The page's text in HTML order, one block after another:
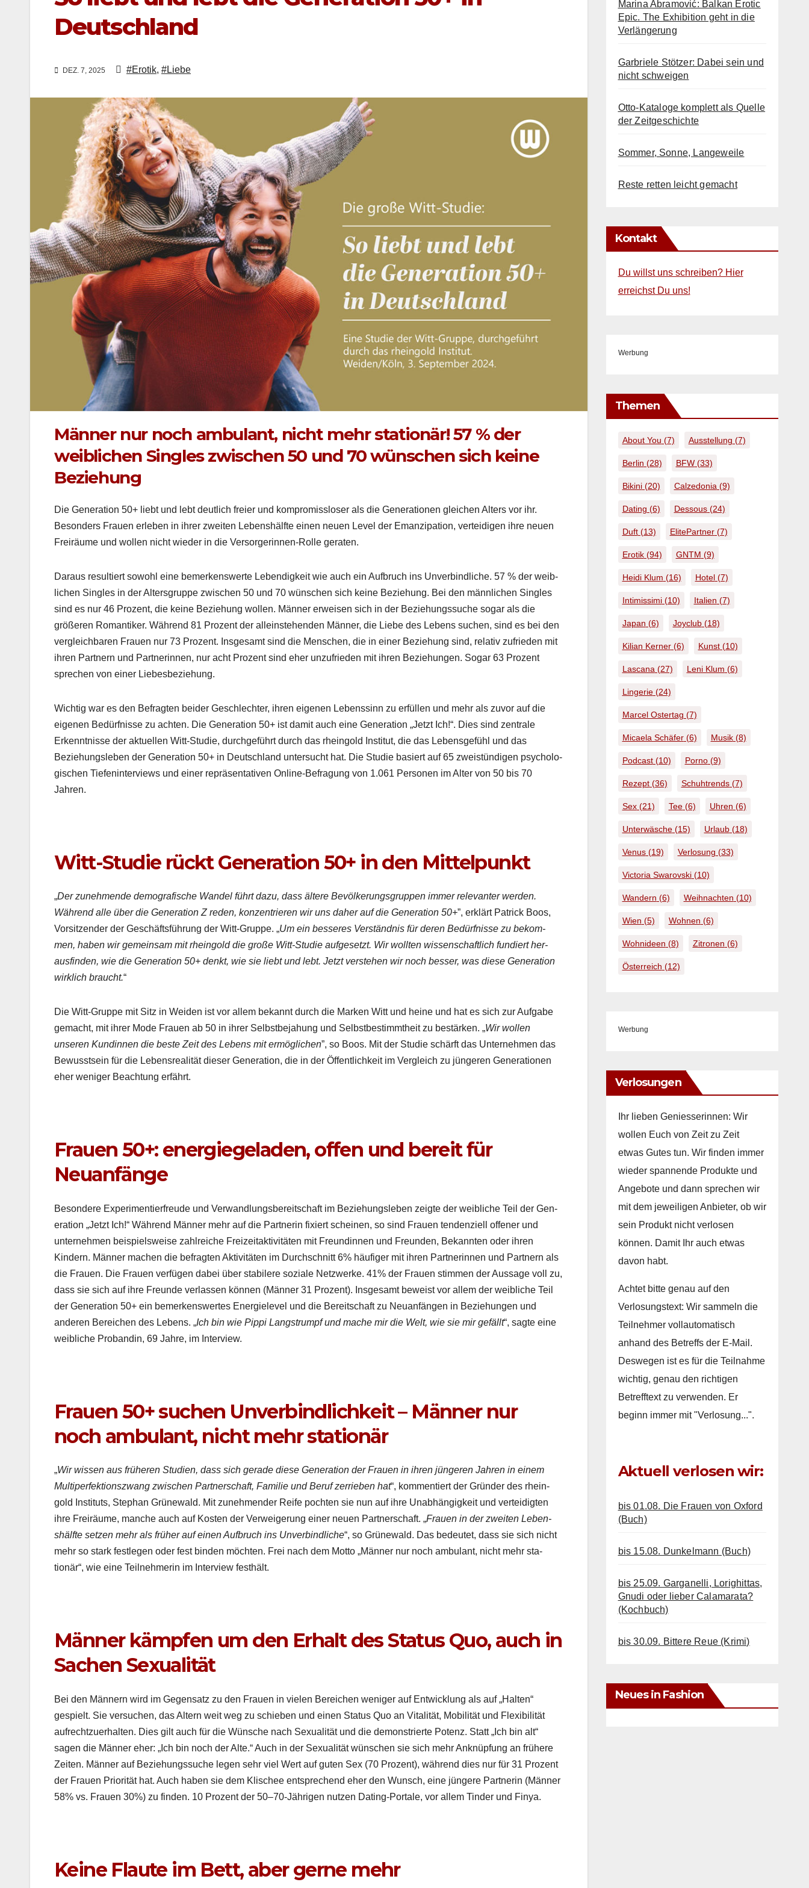
Deutschland
DEZ. 7, 2025 #Erotik, #Liebe
Männer nur noch ambulant, nicht mehr stationär! 57 % der
weiblichen Singles zwischen 50 und 70 wünschen sich keine
Beziehung
Die Gen­er­a­tion 50+ liebt und lebt deut­lich freier und kom­pro­miss­los­er als die Gen­er­a­tio­nen gle­ichen Alters vor ihr.
Beson­ders Frauen erleben in ihrer zweit­en Leben­shälfte einen neuen Lev­el der Emanzi­pa­tion, vertei­di­gen ihre neuen
Freiräume und wollen nicht wieder in die Ver­sorg­erin­nen-Rolle ger­at­en.
Daraus resul­tiert sowohl eine bemerkenswerte Lebendigkeit wie auch ein Auf­bruch ins Unverbindliche. 57 % der weib­
lichen Sin­gles in der Alters­gruppe zwis­chen 50 und 70 wün­schen sich keine Beziehung. Bei den männlichen Sin­gles
sind es nur 46 Prozent, die keine Beziehung wollen. Män­ner erweisen sich in der Beziehungssuche sog­ar als die
größeren Roman­tik­er. Während 81 Prozent der alle­in­ste­hen­den Män­ner, die Liebe des Lebens suchen, sind es bei den
ver­gle­ich­baren Frauen nur 73 Prozent. Ins­ge­samt sind die Men­schen, die in ein­er Beziehung sind, rel­a­tiv zufrieden mit
ihren Part­nern und Part­ner­in­nen, nur acht Prozent sind eher unzufrieden mit ihren Beziehun­gen. Sog­ar 63 Prozent
sprechen von ein­er Liebes­beziehung.
Wichtig war es den Befragten bei­der Geschlechter, ihren eige­nen Lebenssinn zu erfüllen und mehr als zuvor auf die
eige­nen Bedürfnisse zu acht­en. Die Gen­er­a­tion 50+ ist damit auch eine Gen­er­a­tion „Jet­zt Ich!“. Dies sind zen­trale
Erken­nt­nisse der aktuellen Witt-Studie, durchge­führt durch das rhein­gold Insti­tut, die das Lebens­ge­fühl und das
Beziehungsleben der Gen­er­a­tion 50+ in Deutsch­land unter­sucht hat. Die Studie basiert auf 65 zweistündi­gen psy­chol­o­
gis­chen Tiefen­in­ter­views und ein­er repräsen­ta­tiv­en Online-Befra­gung von 1.061 Per­so­n­en im Alter von 50 bis 70
Jahren.
Witt-Studie rückt Generation 50+ in den Mittelpunkt
„Der zunehmende demografis­che Wan­del führt dazu, dass ältere Bevölkerungs­grup­pen immer rel­e­van­ter wer­den.
Während alle über die Gen­er­a­tion Z reden, konzen­tri­eren wir uns daher auf die Gen­er­a­tion 50+”, erk­lärt Patrick Boos,
Vor­sitzen­der der Geschäfts­führung der Witt-Gruppe. „Um ein besseres Ver­ständ­nis für deren Bedürfnisse zu bekom­
men, haben wir gemein­sam mit rhein­gold die große Witt-Studie aufge­set­zt. Wir woll­ten wis­senschaftlich fundiert her­
aus­find­en, wie die Gen­er­a­tion 50+ denkt, wie sie liebt und lebt. Jet­zt ver­ste­hen wir noch bess­er, was diese Gen­er­a­tion
wirk­lich braucht.“
Die Witt-Gruppe mit Sitz in Wei­den ist vor allem bekan­nt durch die Marken Witt und heine und hat es sich zur Auf­gabe
gemacht, mit ihrer Mode Frauen ab 50 in ihrer Selb­st­be­jahung und Selb­st­bes­timmtheit zu bestärken. „Wir wollen
unseren Kundin­nen die beste Zeit des Lebens mit ermöglichen”, so Boos. Mit der Studie schärft das Unternehmen das
Bewusst­sein für die Leben­sre­al­ität dieser Gen­er­a­tion, die in der Öffentlichkeit im Ver­gle­ich zu jün­geren Gen­er­a­tio­nen
eher weniger Beach­tung erfährt.
Frauen 50+: energiegeladen, offen und bereit für
Neuanfänge
Beson­dere Exper­i­men­tier­freude und Ver­wand­lungs­bere­itschaft im Beziehungsleben zeigte der weib­liche Teil der Gen­
er­a­tion „Jet­zt Ich!“ Während Män­ner mehr auf die Part­ner­in fix­iert scheinen, so sind Frauen ten­den­ziell offen­er und
unternehmen beispiel­sweise zahlre­iche Freizeitak­tiv­itäten mit Fre­undin­nen und Fre­un­den, Bekan­nten oder ihren
Kindern. Män­ner machen die befragten Aktiv­itäten im Durch­schnitt 6% häu­figer mit ihren Part­ner­in­nen und Part­nern als
die Frauen. Die Frauen ver­fü­gen dabei über sta­bilere soziale Net­zw­erke. 41% der Frauen stim­men der Aus­sage voll zu,
dass sie sich auf ihre Fre­unde ver­lassen kön­nen (Män­ner 31 Prozent). Ins­ge­samt beweist vor allem der weib­liche Teil
der Gen­er­a­tion 50+ ein bemerkenswertes Energielev­el und die Bere­itschaft zu Neuan­fän­gen in Beziehun­gen und
anderen Bere­ichen des Lebens. „Ich bin wie Pip­pi Langstrumpf und mache mir die Welt, wie sie mir gefällt“, sagte eine
weib­liche Probandin, 69 Jahre, im Inter­view.
Frauen 50+ suchen Unverbindlichkeit – Männer nur
noch ambulant, nicht mehr stationär
„Wir wis­sen aus früheren Stu­di­en, dass sich ger­ade diese Gen­er­a­tion der Frauen in ihren jün­geren Jahren in einem
Mul­ti­per­fek­tion­szwang zwis­chen Part­ner­schaft, Fam­i­lie und Beruf zer­rieben hat“, kom­men­tiert der Grün­der des rhein­
gold Insti­tuts, Stephan Grünewald. Mit zunehmender Reife pocht­en sie nun auf ihre Unab­hängigkeit und vertei­digten
ihre Freiräume, manche auch auf Kosten der Ver­weigerung ein­er neuen Part­ner­schaft. „Frauen in der zweit­en Leben­
shälfte set­zen mehr als früher auf einen Auf­bruch ins Unverbindliche“, so Grünewald. Das bedeutet, dass sie sich nicht
mehr so stark fes­tle­gen oder fest binden möcht­en. Frei nach dem Mot­to „Män­ner nur noch ambu­lant, nicht mehr sta­
tionär“, wie eine Teil­nehmerin im Inter­view fes­thält.
Männer kämpfen um den Erhalt des Status Quo, auch in
Sachen Sexualität
Bei den Män­nern wird im Gegen­satz zu den Frauen in vie­len Bere­ichen weniger auf Entwick­lung als auf „Hal­ten“
gespielt. Sie ver­suchen, das Altern weit weg zu schieben und einen Sta­tus Quo an Vital­ität, Mobil­ität und Flex­i­bil­ität
aufrechtzuer­hal­ten. Dies gilt auch für die Wün­sche nach Sex­u­al­ität und die demon­stri­erte Potenz. Statt „Ich bin alt“
sagen die Män­ner eher: „Ich bin noch der Alte.“ Auch in der Sex­u­al­ität wün­schen sie sich mehr Anknüp­fung an frühere
Zeit­en. Män­ner auf Beziehungssuche leg­en sehr viel Wert auf guten Sex (70 Prozent), während dies nur für 31 Prozent
der Frauen Pri­or­ität hat. Auch haben sie dem Klis­chee entsprechend eher den Wun­sch, eine jün­gere Part­ner­in (Män­ner
58% vs. Frauen 30%) zu find­en. 10 Prozent der 50–70-Jährigen nutzen Dat­ing-Por­tale, vor allem Tin­der und Finya.
Keine Flaute im Bett, aber gerne mehr
Marina Abramović: Balkan Erotic
Epic. The Exhibition geht in die
Verlängerung
Garbriele Stötzer: Dabei sein und
nicht schweigen
Otto-Kataloge komplett als Quelle
der Zeitgeschichte
Sommer, Sonne, Langeweile
Reste retten leicht gemacht
Kontakt
Du willst uns schreiben? Hier
erreichst Du uns!
Werbung
Themen
About You (7) Ausstellung (7)
Berlin (28) BFW(33)
Bikini(20) Calzedonia (9)
Dating (6) Dessous(24)
Duft(13) ElitePartner(7)
Erotik(94) GNTM (9)
Heidi Klum (16) Hotel(7)
Intimissimi(10) Italien (7)
Japan (6) Joyclub(18)
Kilian Kerner(6) Kunst(10)
Lascana (27) Leni Klum (6)
Lingerie(24)
Marcel Ostertag (7)
Micaela Schäfer(6) Musik(8)
Podcast(10) Porno(9)
Rezept(36) Schuhtrends(7)
Sex(21) Tee(6) Uhren (6)
Unterwäsche(15) Urlaub(18)
Venus(19) Verlosung (33)
Victoria Swarovski(10)
Wandern (6) Weihnachten (10)
Wien (5) Wohnen (6)
Wohnideen (8) Zitronen (6)
Österreich (12)
Werbung
Verlosungen
Ihr lieben Geniesserinnen: Wir
wollen Euch von Zeit zu Zeit
etwas Gutes tun. Wir finden immer
wieder spannende Produkte und
Angebote und dann sprechen wir
mit dem jeweiligen Anbieter, ob wir
sein Produkt nicht verlosen
können. Damit Ihr auch etwas
davon habt.
Achtet bitte genau auf den
Verlosungstext: Wir sammeln die
Teilnehmer vollautomatisch
anhand des Betreffs der E-Mail.
Deswegen ist es für die Teilnahme
wichtig, genau den richtigen
Betrefftext zu verwenden. Er
beginn immer mit "Verlosung...".
Aktuell verlosen wir:
bis 01.08. Die Frauen von Oxford
(Buch)
bis 15.08. Dunkelmann (Buch)
bis 25.09. Garganelli, Lorighittas,
Gnudi oder lieber Calamarata?
(Kochbuch)
bis 30.09. Bittere Reue (Krimi)
Neues in Fashion